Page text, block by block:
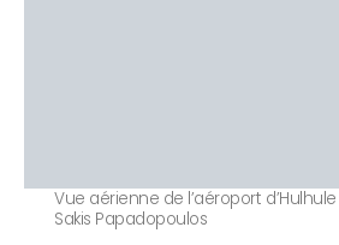
Vue aérienne de l’aéroport
Sakis Papadopoulos